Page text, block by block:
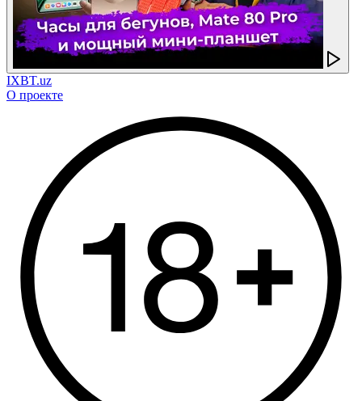
IXBT.uz
О проекте